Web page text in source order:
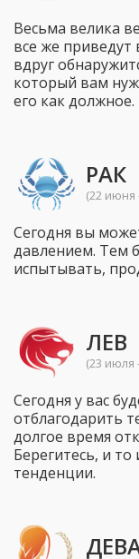
Весьма велика
все же приведут
вдруг
который вам
его как должное.
РАК
(22
Сегодня вы
давлением. Тем
испытывать,
ЛЕВ
(23 июля
Сегодня у вас
отблагодарить
долгое время
Берегитесь, и
тенденции.